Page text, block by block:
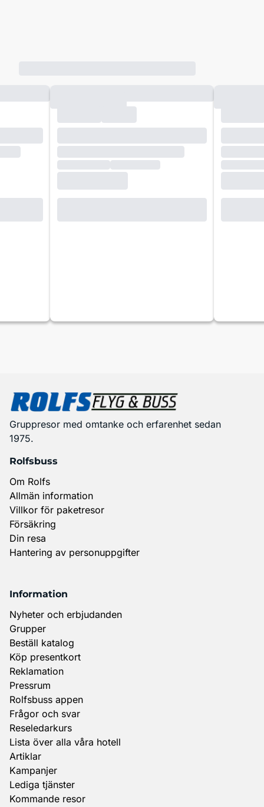
Gruppresor med omtanke och erfarenhet sedan
1975.
Rolfsbuss
Om Rolfs
Allmän information
Villkor för paketresor
Försäkring
Din resa
Hantering av personuppgifter
Information
Nyheter och erbjudanden
Grupper
Beställ katalog
Köp presentkort
Reklamation
Pressrum
Rolfsbuss appen
Frågor och svar
Reseledarkurs
Lista över alla våra hotell
Artiklar
Kampanjer
Lediga tjänster
Kommande resor